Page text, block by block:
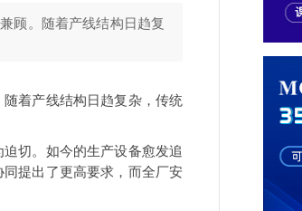
顾。随着产线结构日趋复
着产线结构日趋复杂，传统
切。如今的生产设备愈发追
提出了更高要求，而全厂安